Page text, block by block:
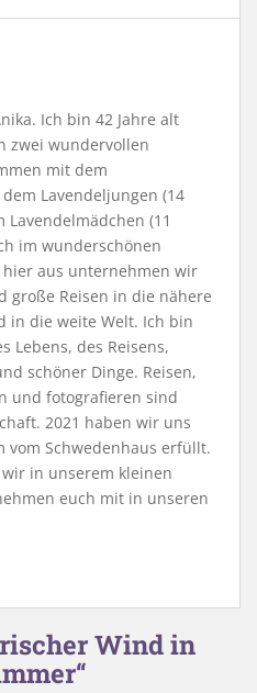
Ich bin 42 Jahre alt
zwei wundervollen
mit dem
Lavendeljungen (14
Lavendelmädchen (11
im wunderschönen
hier aus unternehmen wir
große Reisen in die nähere
in die weite Welt. Ich bin
Lebens, des Reisens,
schöner Dinge. Reisen,
und fotografieren sind
2021 haben wir uns
vom Schwedenhaus erfüllt.
in unserem kleinen
euch mit in unseren
Wind in